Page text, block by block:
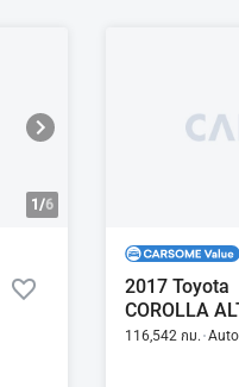
1/6
2017 Toyota
COROLLA
116,542 กม.